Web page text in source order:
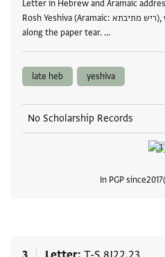
Letter in Hebrew and Aramaic
Rosh Yeshiva (Aramaic: ריש מתיבתא), whose full name is missing
along the paper tear. …
late heb yeshiva
No Scholarship Records
In PGP since2017